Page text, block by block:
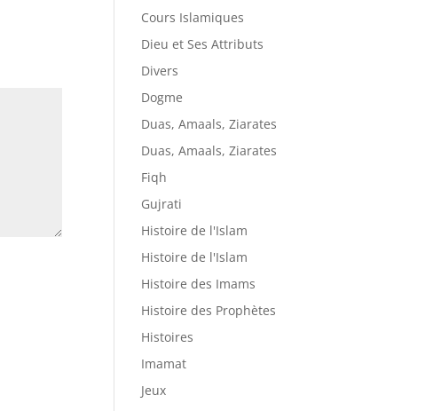
Cours Islamiques
Dieu et Ses Attributs
Divers
Dogme
Duas, Amaals, Ziarates
Duas, Amaals, Ziarates
Fiqh
Gujrati
Histoire de l'Islam
Histoire de l'Islam
Histoire des Imams
Histoire des Prophètes
Histoires
Imamat
Jeux